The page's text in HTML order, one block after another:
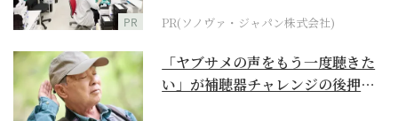
PR PR(ソノヴァ・ジャパン株式会社)
「ヤブサメの声をもう一度聴きた
い」が補聴器チャレンジの後押し